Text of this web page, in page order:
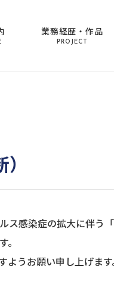
業務経歴・作品
PROJECT
ス感染症の拡大に伴う
うお願い申し上げます